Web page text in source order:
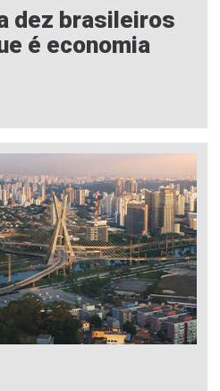
dez brasileiros
é economia